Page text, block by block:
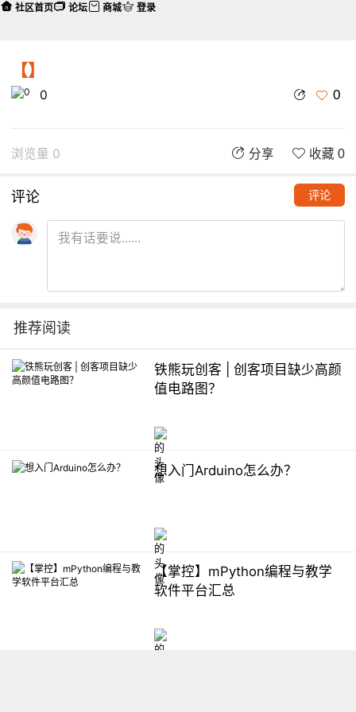
【】
0 0
浏览量 0 分享 收藏 0
评论 评论
推荐阅读
铁熊玩创客 | 创客项目缺少高颜
值电路图？
想入门Arduino怎么办？
【掌控】mPython编程与教学
软件平台汇总
社区首页 论坛 商城 登录